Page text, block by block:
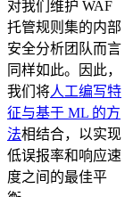
对我们维护 WAF
托管规则集的内部
安全分析团队而言
同样如此。因此，
我们将人工编写特
征与基于 ML 的方
法相结合，以实现
低误报率和响应速
度之间的最佳平